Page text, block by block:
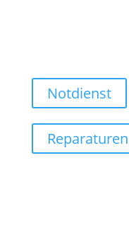
Notdienst
Reparaturen